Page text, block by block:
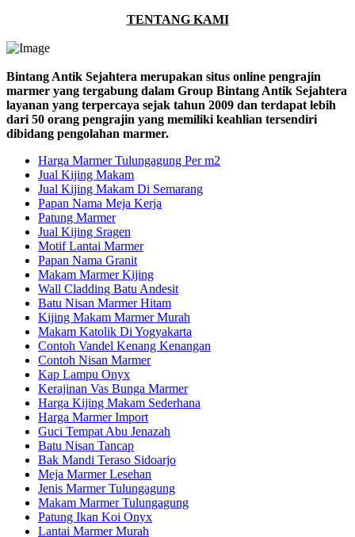
TENTANG KAMI
Bintang Antik Sejahtera merupakan situs online pengrajin
marmer yang tergabung dalam Group Bintang Antik Sejahtera
layanan yang terpercaya sejak tahun 2009 dan terdapat lebih
dari 50 orang pengrajin yang memiliki keahlian tersendiri
dibidang pengolahan marmer.
Harga Marmer Tulungagung Per m2
Jual Kijing Makam
Jual Kijing Makam Di Semarang
Papan Nama Meja Kerja
Patung Marmer
Jual Kijing Sragen
Motif Lantai Marmer
Papan Nama Granit
Makam Marmer Kijing
Wall Cladding Batu Andesit
Batu Nisan Marmer Hitam
Kijing Makam Marmer Murah
Makam Katolik Di Yogyakarta
Contoh Vandel Kenang Kenangan
Contoh Nisan Marmer
Kap Lampu Onyx
Kerajinan Vas Bunga Marmer
Harga Kijing Makam Sederhana
Harga Marmer Import
Guci Tempat Abu Jenazah
Batu Nisan Tancap
Bak Mandi Teraso Sidoarjo
Meja Marmer Lesehan
Jenis Marmer Tulungagung
Makam Marmer Tulungagung
Patung Ikan Koi Onyx
Lantai Marmer Murah